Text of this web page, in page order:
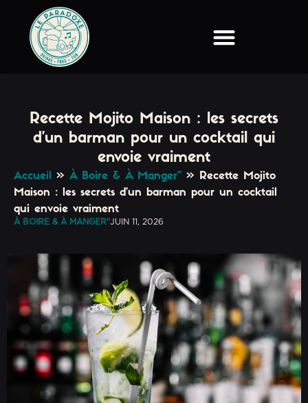
Recette Mojito Maison : les secrets
d’un barman pour un cocktail qui
envoie vraiment
Accueil » À Boire & À Manger" »
Recette Mojito
Maison : les secrets d’un barman pour un cocktail
qui envoie vraiment
À BOIRE & À MANGER"JUIN 11, 2026